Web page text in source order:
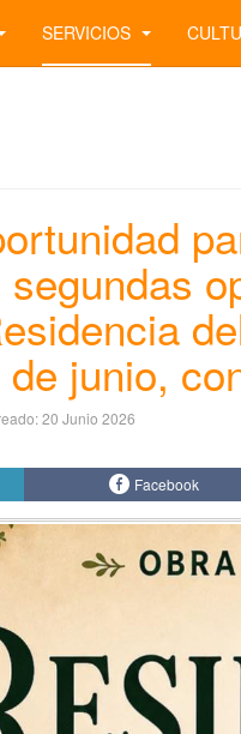
SERVICIOS
junio,
20 Junio 2026
Facebook